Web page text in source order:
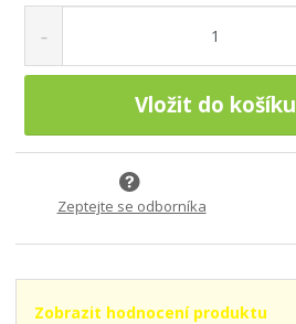
n
p
o
S
í
ž
t
m
s
v
Vložit do košíku
Zeptejte se odborníka
Zobrazit hodnocení produktu